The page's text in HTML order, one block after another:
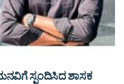
ಸ್ಪಂದಿಸಿದ ಶಾಸಕ